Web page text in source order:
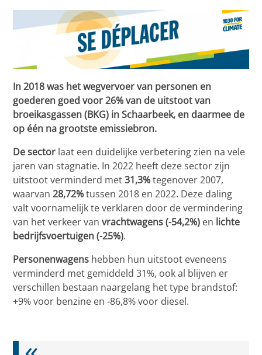
In 2018 was het wegvervoer van personen en
goederen goed voor 26% van de uitstoot van
broeikasgassen (BKG) in Schaarbeek, en daarmee de
op één na grootste emissiebron.
De sector laat een duidelijke verbetering zien na vele
jaren van stagnatie. In 2022 heeft deze sector zijn
uitstoot verminderd met31,3%tegenover 2007,
waarvan28,72%tussen 2018 en 2022. Deze daling
valt voornamelijk te verklaren door de vermindering
van het verkeer vanvrachtwagens (-54,2%) en lichte
bedrijfsvoertuigen (-25%).
Personenwagens hebben hun uitstoot eveneens
verminderd met gemiddeld 31%, ook al blijven er
verschillen bestaan naargelang het type brandstof:
+9% voor benzine en -86,8% voor diesel.